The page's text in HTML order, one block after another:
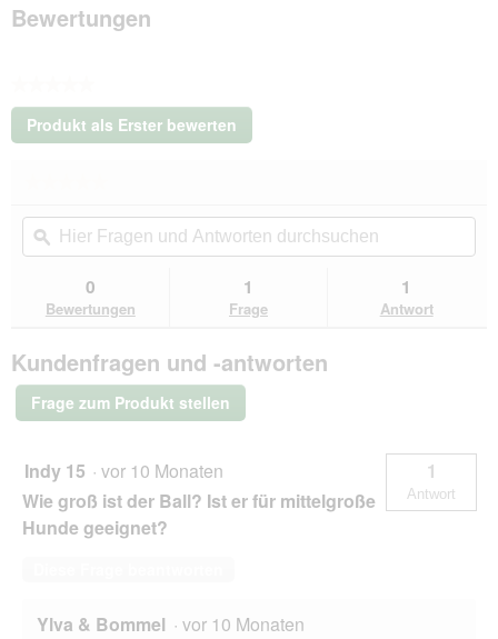
"Winnie"
Bewertungen
Kein
Beurteilungswert
Produkt als Erster bewerten
.
wird
ein
Dialogfeld
geöffnet.
Beurteilungswert
für
Wildfang
Naturkautschuk
Wurfspielzeug
"Winnie"
Hier
Fragen
und
durchsuchen
ϙ
0
Bewertungen
1
Frage
1
Antwort
Kundenfragen und -antworten
Frage zum Produkt stellen
Indy 15 · vor 10 Monaten
Wie groß ist der Ball? Ist er für mittelgroße
Hunde geeignet?
1
Antwort
Ylva & Bommel · vor 10 Monaten